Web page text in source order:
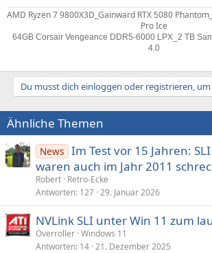
AMD Ryzen 7 9800X3D_Gainward RTX 5080
Pro Ice
64GB Corsair Vengeance DDR5-6000 LPX_2 TB
4.0
Du musst dich einloggen oder registrieren,
Ähnliche Themen
News Im Test vor 15 Jahren:
waren auch im Jahr 2011
Robert Retro-Ecke
Antworten 127 29. Januar 2026
NVLink SLI unter Win 11 zum
Overroller Windows 11
Antworten 14 21. Dezember 2025